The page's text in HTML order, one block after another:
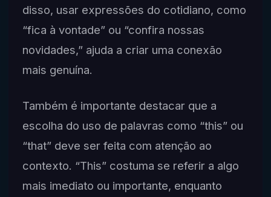
disso, usar expressões do cotidiano, como
“fica à vontade” ou “confira nossas
novidades,” ajuda a criar uma conexão
mais genuína.
Também é importante destacar que a
escolha do uso de palavras como “this” ou
“that” deve ser feita com atenção ao
contexto. “This” costuma se referir a algo
mais imediato ou importante, enquanto